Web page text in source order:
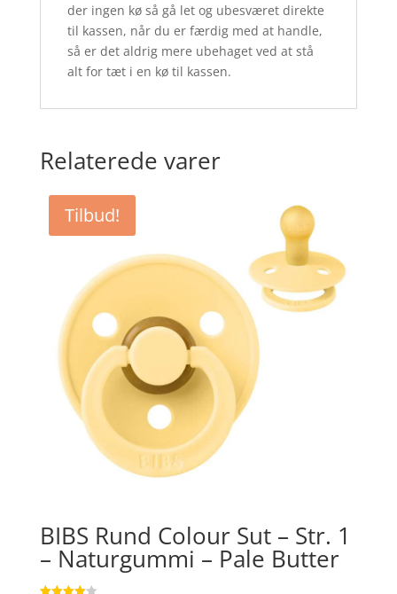
der ingen kø så gå let og ubesværet direkte
til kassen, når du er færdig med at handle,
så er det aldrig mere ubehaget ved at stå
alt for tæt i en kø til kassen.
Relaterede varer
Tilbud!
BIBS Rund Colour Sut – Str. 1
– Naturgummi – Pale Butter